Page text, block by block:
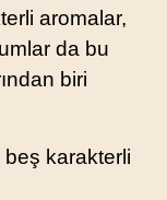
aromalar,
da bu
biri
karakterli